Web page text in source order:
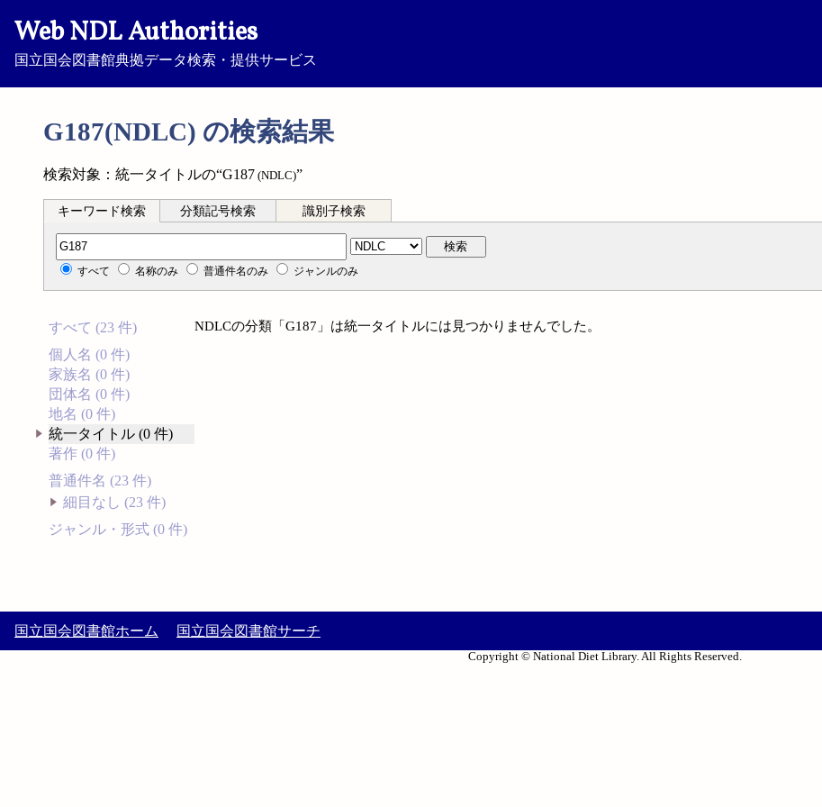
Web NDL Authorities
国立国会図書館典拠データ検索・提供サービス
G187(NDLC) の検索結果
検索対象：統一タイトルの“G187 (NDLC)”
キーワード検索 分類記号検索 識別子検索
分類記号検索 検索
すべて 名称のみ 普通件名のみ ジャンルのみ
すべて (23 件)
個人名 (0 件)
家族名 (0 件)
団体名 (0 件)
地名 (0 件)
統一タイトル (0 件)
著作 (0 件)
普通件名 (23 件)
細目なし (23 件)
ジャンル・形式 (0 件)
NDLCの分類「G187」は統一タイトルには見つかりませんでした。
国立国会図書館ホーム 国立国会図書館サーチ
Copyright © National Diet Library. All Rights Reserved.